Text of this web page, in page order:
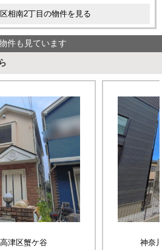
相南2丁目の物件を見る
件も見ています
津区蟹ケ谷 神奈